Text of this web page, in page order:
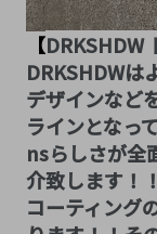
【DRKSHDW
DRKSHDWは
デザインなど
ラインとなっ
nsらしさが全
介致します！
コーティング